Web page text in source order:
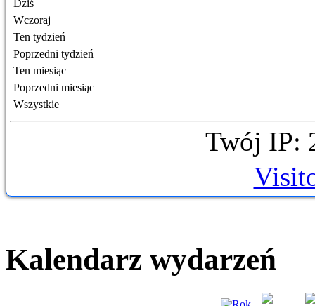
Dziś
Wczoraj
Ten tydzień
Poprzedni tydzień
Ten miesiąc
Poprzedni miesiąc
Wszystkie
Twój IP:
Kalendarz wydarzeń